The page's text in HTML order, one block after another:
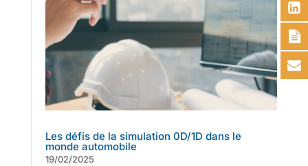
Les défis de la simulation 0D/1D dans le
monde automobile
19/02/2025